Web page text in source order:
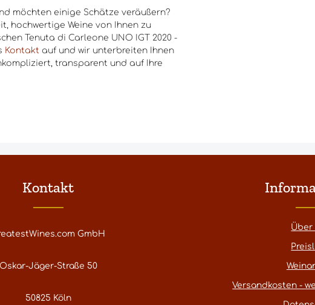
möchten einige Schätze veräußern?
hochwertige Weine von Ihnen zu
Tenuta di Carleone UNO IGT 2020 -
Kontakt auf und wir unterbreiten Ihnen
transparent und auf Ihre
Kontakt
GmbH
Oskar-Jäger-Straße 50
50825 Köln
Über
Versandkosten -